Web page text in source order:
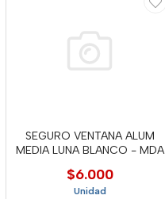
SEGURO VENTANA ALUM
MEDIA LUNA BLANCO - MDA
$6.000
Unidad